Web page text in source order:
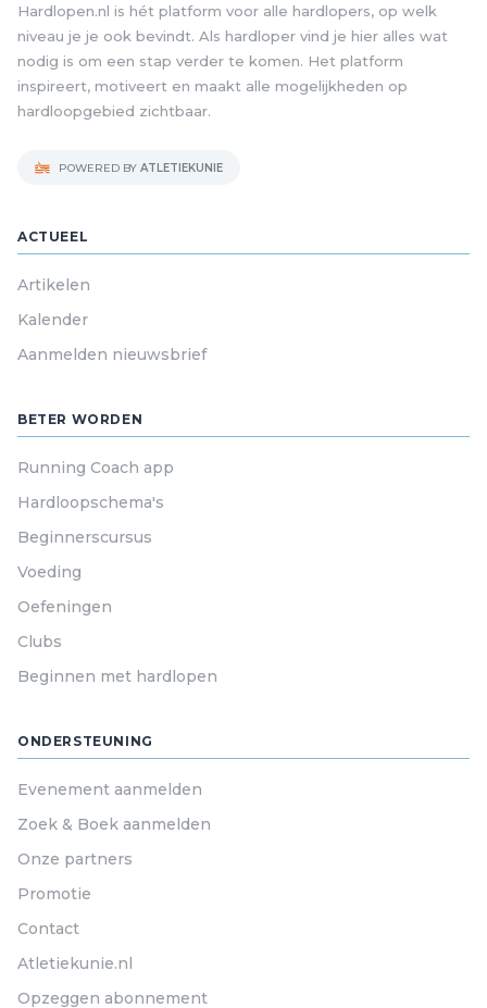
Hardlopen.nl is hét platform voor alle hardlopers, op welk
niveau je je ook bevindt. Als hardloper vind je hier alles wat
nodig is om een stap verder te komen. Het platform
inspireert, motiveert en maakt alle mogelijkheden op
hardloopgebied zichtbaar.
POWERED BY ATLETIEKUNIE
ACTUEEL
Artikelen
Kalender
Aanmelden nieuwsbrief
BETER WORDEN
Running Coach app
Hardloopschema's
Beginnerscursus
Voeding
Oefeningen
Clubs
Beginnen met hardlopen
ONDERSTEUNING
Evenement aanmelden
Zoek & Boek aanmelden
Onze partners
Promotie
Contact
Atletiekunie.nl
Opzeggen abonnement